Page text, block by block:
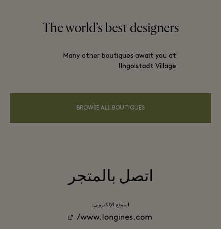
The world’s best designers
Many other boutiques await you at
Ingolstadt Village!
BROWSE ALL BOUTIQUES
اتصل بالمتجر
الموقع الإلكتروني:
www.longines.com/